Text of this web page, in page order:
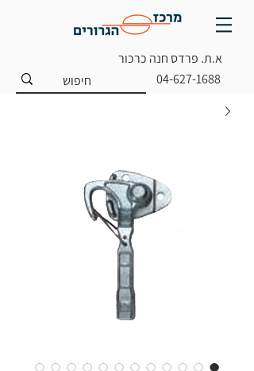
04-627-1688
א.ת. פרדס חנה כרכור